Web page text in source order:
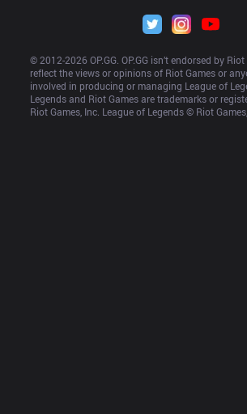
© 2012-2026 OP.GG. OP.GG isn’t endorsed by
reflect the views or opinions of Riot Games or
involved in producing or managing League of
Legends and Riot Games are trademarks or
Riot Games, Inc. League of Legends © Riot